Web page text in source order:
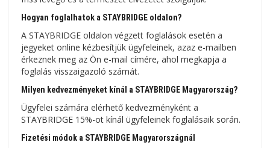
Hogyan foglalhatok a STAYBRIDGE oldalon?
A STAYBRIDGE oldalon végzett foglalások esetén a
jegyeket online kézbesítjük ügyfeleinek, azaz e-mailben
érkeznek meg az Ön e-mail címére, ahol megkapja a
foglalás visszaigazoló számát.
Milyen kedvezményeket kínál a STAYBRIDGE Magyarország?
Ügyfelei számára elérhető kedvezményként a
STAYBRIDGE 15%-ot kínál ügyfeleinek foglalásaik során.
Fizetési módok a STAYBRIDGE Magyarországnál